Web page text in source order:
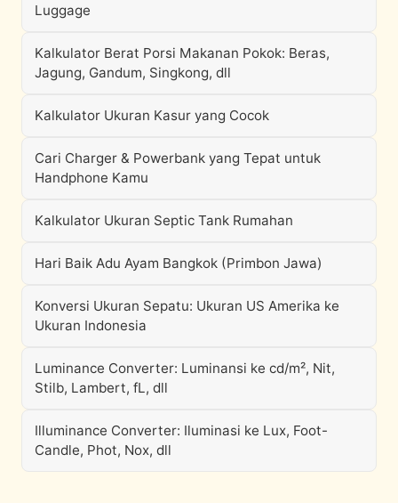
Luggage
Kalkulator Berat Porsi Makanan Pokok: Beras,
Jagung, Gandum, Singkong, dll
Kalkulator Ukuran Kasur yang Cocok
Cari Charger & Powerbank yang Tepat untuk
Handphone Kamu
Kalkulator Ukuran Septic Tank Rumahan
Hari Baik Adu Ayam Bangkok (Primbon Jawa)
Konversi Ukuran Sepatu: Ukuran US Amerika ke
Ukuran Indonesia
Luminance Converter: Luminansi ke cd/m², Nit,
Stilb, Lambert, fL, dll
Illuminance Converter: Iluminasi ke Lux, Foot-
Candle, Phot, Nox, dll